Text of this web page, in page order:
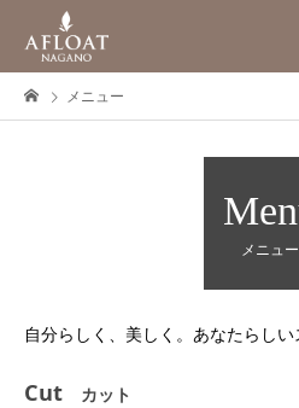
メニュー
メニュー
自分らしく、美しく。あなたらしい
Cut カット